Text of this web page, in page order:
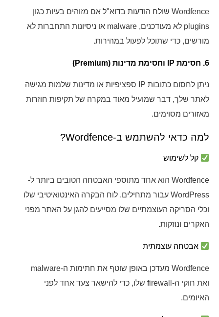
Wordfence שולח הודעות בדוא"ל אם מזוהים בעיות כגון
plugins לא מעודכנים, malware או ניסיונות התחברות לא
מורשים, כדי שתוכל לפעול במהירות.
6. חסימת IP וחסימת מדינות (Premium)
ניתן לחסום כתובות IP ספציפיות או מדינות שלמות מגישה
לאתר שלך, דבר שמועיל מאוד במקרה של תקיפות חוזרות
מאזורים מסוימים.
למה כדאי להשתמש ב-Wordfence?
קל לשימוש
Wordfence הוא אחד מתוספי האבטחה הטובים ביותר ל-
WordPress עבור מתחילים. לוח הבקרה האינטואיטיבי שלו
וכלי הסריקה העוצמתיים שלו מסייעים להגן על האתר מפני
האקרים ונוזקות.
אבטחה עוצמתית
Wordfence מעדכן באופן שוטף את חתימות ה-malware
ואת חוקי ה-firewall שלו, כדי להישאר צעד אחד לפני
האיומים.